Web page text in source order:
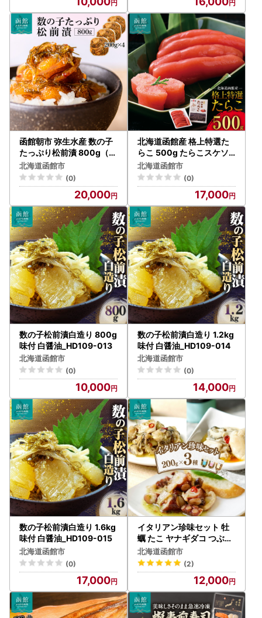
函館朝市 弥生水産 数の子
たっぷり松前漬 800g（2
00g×4パック）_HD032-
063
北海道函館市
(0)
20,000
北海道函館産 格上特選た
らこ 500g たらこスケソ
ウダラ_HD196-003
北海道函館市
(0)
17,000
数の子松前漬白造り 800g
味付 白醤油_HD109-013
北海道函館市
(0)
10,000
数の子松前漬白造り 1.2kg
味付 白醤油_HD109-014
北海道函館市
(0)
14,000
数の子松前漬白造り 1.6kg
味付 白醤油_HD109-015
北海道函館市
(0)
17,000
イタリアン珍味セット 牡
蠣 たこ ヤナギダコ つぶ貝
オリーブオイル トマト 洋
風 イタリアン おつまみ お
かず 北海道産 北海道 函館
市 ふるさと納税 小分け_H
D064-006
北海道函館市
(2)
12,000